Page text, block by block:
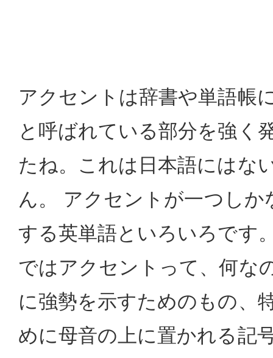
アクセントは辞書や単語帳
と呼ばれている部分を強く
たね。これは日本語にはな
ん。 アクセントが一つしか
する英単語といろいろです
ではアクセントって、何な
に強勢を示すためのもの、
めに母音の上に置かれる記